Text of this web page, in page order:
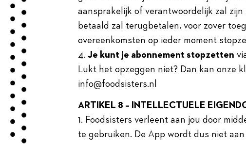
aansprakelijk of verantwoordelijk zal
betaald zal terugbetalen, voor zover
overeenkomsten op ieder moment
4. Je kunt je abonnement stopzetten
Lukt het opzeggen niet? Dan kan onze
info@foodsisters.nl
ARTIKEL 8 – INTELLECTUELE
1. Foodsisters verleent aan jou door
te gebruiken. De App wordt dus niet